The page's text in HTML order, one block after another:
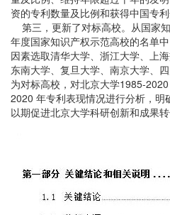
资的专利数量及比例和获得中国专利
第三，更新了对标高校。从国家
年度国家知识产权示范高校的名单
因素选取清华大学、浙江大学、上
东南大学、复旦大学、南京大学、
为对标高校，对北京大学1985-
2020 年专利表现情况进行分析，明
以期促进北京大学科研创新和成果转